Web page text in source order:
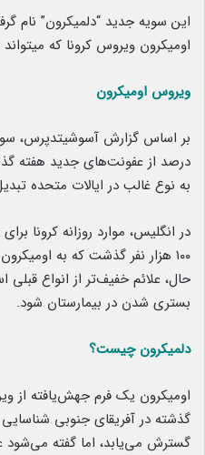
این سویه جدید “دلمیکرون” نام
اومیکرون ویروس کرونا که می‎تواند سریع‌تر منتقل شود.
ویروس اومیکرون
درصد از عفونت‌های جدید هفته
به نوع غالب در ایالات متحده
در انگلیس، موارد روزانه کرونا
۱۰۰ هزار نفر گذشت که به
حال، علائم خفیف‌تر از انواع
بستری شدن در بیمارستان شود.
دلمیکرون چیست؟
اومیکرون یک فرم جهش‌یافته از
گذشته در آفریقای جنوبی
گسترش می‌یابد، اما گفته می‌شود